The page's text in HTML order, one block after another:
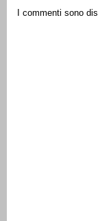
I commenti sono